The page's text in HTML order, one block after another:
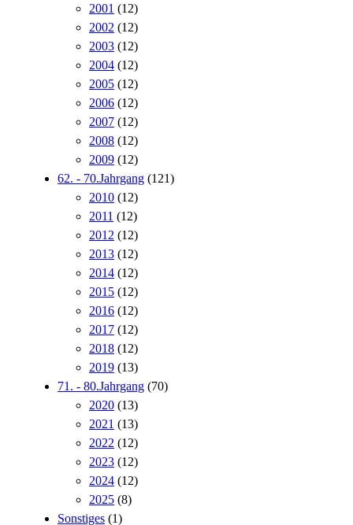
2001 (12)
2002 (12)
2003 (12)
2004 (12)
2005 (12)
2006 (12)
2007 (12)
2008 (12)
2009 (12)
62. - 70.Jahrgang (121)
2010 (12)
2011 (12)
2012 (12)
2013 (12)
2014 (12)
2015 (12)
2016 (12)
2017 (12)
2018 (12)
2019 (13)
71. - 80.Jahrgang (70)
2020 (13)
2021 (13)
2022 (12)
2023 (12)
2024 (12)
2025 (8)
Sonstiges (1)